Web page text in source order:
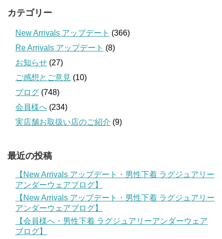
カテゴリー
New Arrivals アップデート (366)
Re Arrivals アップデート (8)
お知らせ (27)
ご感想とご意見 (10)
ブログ (748)
会員様へ (234)
実店舗お取扱い店のご紹介 (9)
最近の投稿
【New Arrivals アップデート・男性下着 ラグジュアリー
アンダーウェアブログ】
【New Arrivals アップデート・男性下着 ラグジュアリー
アンダーウェアブログ】
【会員様へ・男性下着 ラグジュアリーアンダーウェア
ブログ】